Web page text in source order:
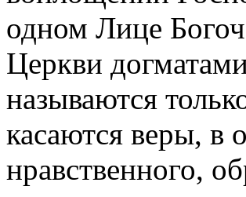
одном Лице
Церкви
называются
касаются веры, в
нравственного,